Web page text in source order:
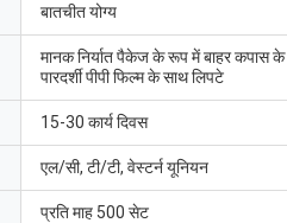
बातचीत योग्य
मानक निर्यात पैकेज के रूप में बाहर कपास
पारदर्शी पीपी फिल्म के साथ लिपटे
15-30 कार्य दिवस
एल/सी, टी/टी, वेस्टर्न यूनियन
प्रति माह 500 सेट